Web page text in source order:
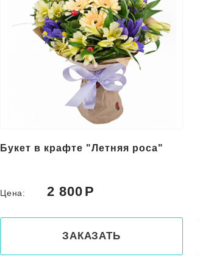
Букет в крафте "Летняя роса"
Цена: 2 800
ЗАКАЗАТЬ